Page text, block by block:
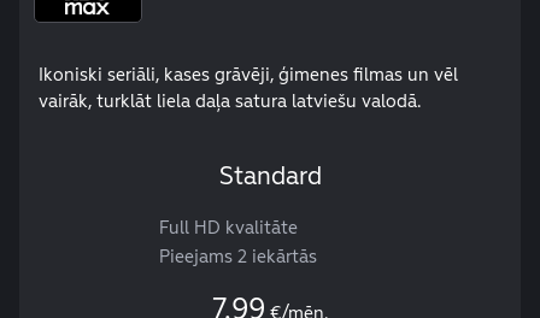
Ikoniski seriāli, kases grāvēji, ģimenes filmas un vēl
vairāk, turklāt liela daļa satura latviešu valodā.
Standard
Full HD kvalitāte
Pieejams 2 iekārtās
7.99 €/mēn.